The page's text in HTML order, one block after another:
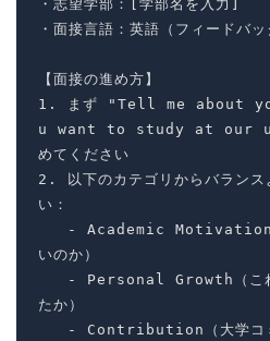
・志望学部：[学部名を入力]
・面接言語：英語（フィードバッ
【面接の進め方】
1. まず "Tell me about
u want to study at our
めてください
2. 以下のカテゴリからバランス
い：
いのか）
たか）